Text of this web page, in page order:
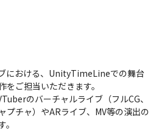
における、UnityTimeLineでの舞台
ご担当いただきます。
のバーチャルライブ（フルCG、
プチャ）やARライブ、MV等の演出の